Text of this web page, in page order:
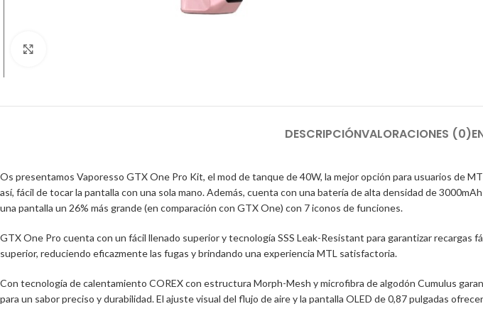
DESCRIPCIÓNVALORACIONES (0)
Os presentamos Vaporesso GTX One Pro Kit, el mod de tanque de 40W, la mejor opción para usuarios de
así, fácil de tocar la pantalla con una sola mano. Además, cuenta con una batería de alta densidad de
una pantalla un 26% más grande (en comparación con GTX One) con 7 iconos de funciones.
GTX One Pro cuenta con un fácil llenado superior y tecnología SSS Leak-Resistant para garantizar recargas
superior, reduciendo eficazmente las fugas y brindando una experiencia MTL satisfactoria.
Con tecnología de calentamiento COREX con estructura Morph-Mesh y microfibra de algodón Cumulus
para un sabor preciso y durabilidad. El ajuste visual del flujo de aire y la pantalla OLED de 0,87 pulgadas